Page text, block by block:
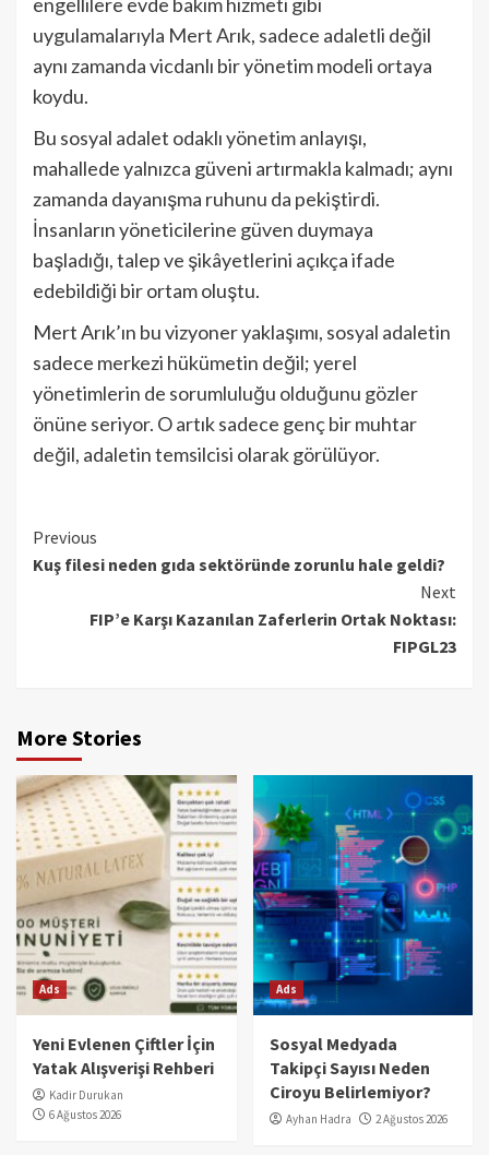
uygulamalarıyla Mert Arık, sadece adaletli değil
aynı zamanda vicdanlı bir yönetim modeli ortaya
koydu.
Bu sosyal adalet odaklı yönetim anlayışı,
mahallede yalnızca güveni artırmakla kalmadı; aynı
zamanda dayanışma ruhunu da pekiştirdi.
İnsanların yöneticilerine güven duymaya
başladığı, talep ve şikâyetlerini açıkça ifade
edebildiği bir ortam oluştu.
Mert Arık’ın bu vizyoner yaklaşımı, sosyal adaletin
sadece merkezi hükümetin değil; yerel
yönetimlerin de sorumluluğu olduğunu gözler
önüne seriyor. O artık sadece genç bir muhtar
değil, adaletin temsilcisi olarak görülüyor.
Continue
Reading
Previous
Kuş filesi neden gıda sektöründe zorunlu hale geldi?
Next
FIP’e Karşı Kazanılan Zaferlerin Ortak Noktası:
FIPGL23
More Stories
Ads
Yeni Evlenen Çiftler İçin
Yatak Alışverişi Rehberi
Kadir Durukan
6 Ağustos 2026
Ads
Sosyal Medyada
Takipçi Sayısı Neden
Ciroyu Belirlemiyor?
Ayhan Hadra 2 Ağustos 2026